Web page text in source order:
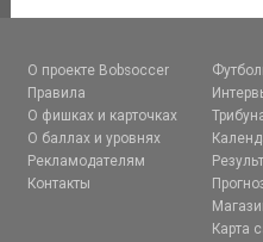
О проекте Bobsoccer
Правила
О фишках и карточках
О баллах и уровнях
Рекламодателям
Контакты
Карта